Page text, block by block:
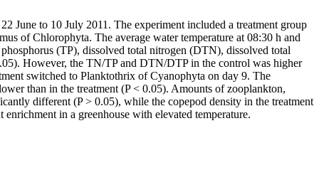
June to 10 July 2011. The experiment included a treatment group
of Chlorophyta. The average water temperature at 08:30 h and
(TP), dissolved total nitrogen (DTN), dissolved total
However, the TN/TP and DTN/DTP in the control was higher
switched to Planktothrix of Cyanophyta on day 9. The
than in the treatment (P < 0.05). Amounts of zooplankton,
different (P > 0.05), while the copepod density in the treatment
in a greenhouse with elevated temperature.